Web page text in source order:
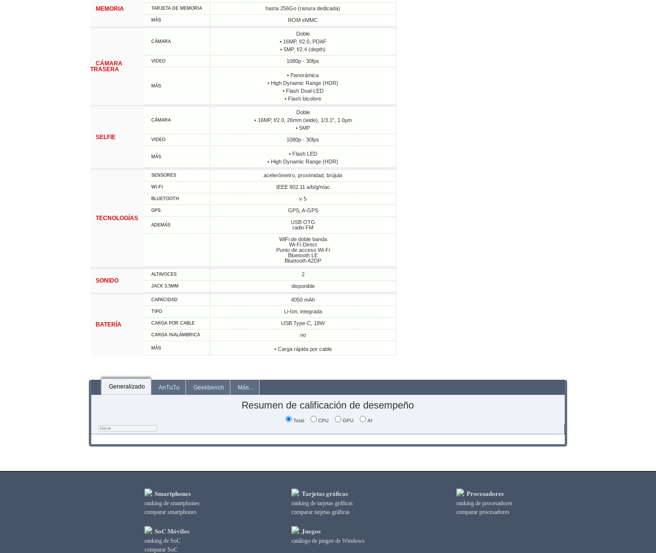
MEMORIA TARJETA DE MEMORIA hasta 256Go (ranura dedicada)
MÁS ROM eMMC
CÁMARA
TRASERA
CÁMARA
Doble
• 16MP, f/2.0, PDAF
• 5MP, f/2.4 (depth)
VIDEO 1080p - 30fps
MÁS
• Panorámica
• High Dynamic Range (HDR)
• Flash Dual-LED
• Flash bicolore
SELFIE
CÁMARA
Doble
• 16MP, f/2.0, 26mm (wide), 1/3.1", 1.0µm
• 5MP
VIDEO 1080p - 30fps
MÁS
• Flash LED
• High Dynamic Range (HDR)
TECNOLOGÍAS
SENSORES acelerómetro, proximidad, brújula
WI-FI IEEE 802.11 a/b/g/n/ac
BLUETOOTH v 5
GPS GPS, A-GPS
ADEMÁS
USB OTG
radio FM
WiFi de doble banda
Wi-Fi Direct
Punto de acceso Wi-Fi
Bluetooth LE
Bluetooth A2DP
SONIDO
ALTAVOCES 2
JACK 3,5MM disponible
BATERÍA
CAPACIDAD 4050 mAh
TIPO Li-Ion, integrada
CARGA POR CABLE USB Type-C, 18W
CARGA INALÁMBRICA no
MÁS • Carga rápida por cable
Generalizado AnTuTu Geekbench Más...
Resumen de calificación de desempeño
Total CPU GPU AI
Smartphones
ranking de smartphones
comparar smartphones
SoC Móviles
ranking de SoC
comparar SoC
Tarjetas gráficas
ranking de tarjetas gráficas
comparar tarjetas gráficas
Juegos
catálogo de juegos de Windows
Procesadores
ranking de procesadores
comparar procesadores